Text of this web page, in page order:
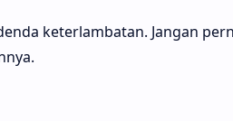
keterlambatan. Jangan